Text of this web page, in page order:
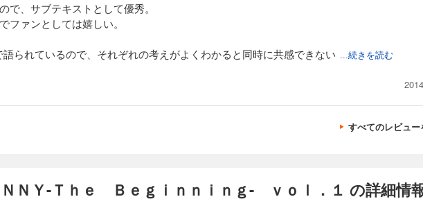
、サブテキストとして優秀。
ファンとしては嬉しい。
られているので、それぞれの考えがよくわかると同時に共感できない ...続きを読む
すべてのレビュー
ＮＹ-Ｔｈｅ Ｂｅｇｉｎｎｉｎｇ- ｖｏｌ．１ の詳細情